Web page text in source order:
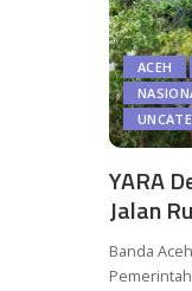
ACEH
YARA
Jalan
Banda